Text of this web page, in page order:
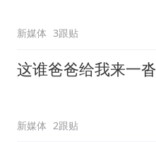
新媒体 3跟贴
这谁爸爸给我来一沓
新媒体 2跟贴